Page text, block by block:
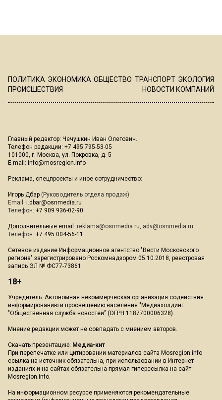
ПОЛИТИКА ЭКОНОМИКА ОБЩЕСТВО ТРАНСПОРТ ЭКОЛОГИЯ
ПРОИСШЕСТВИЯ
НОВОСТИ КОМПАНИЙ
Главный редактор: Чечушкин Иван Олегович.
Телефон редакции: +7 495 795-53-05
101000, г. Москва, ул. Покровка, д. 5
E-mail: info@mosregion.info
Реклама, спецпроекты и иное сотрудничество:
Игорь Дбар (Руководитель отдела продаж)
Email: i.dbar@osnmedia.ru
Телефон: +7 909 936-02-90
Дополнительные email: reklama@osnmedia.ru, adv@osnmedia.ru
Телефон: +7 495 004-56-11
Сетевое издание Информационное агентство "Вести Московского
региона" зарегистрировано Роскомнадзором 05.10.2018, реестровая
запись ЭЛ № ФС77-73861.
18+
Учредитель: Автономная некоммерческая организация содействия
информированию и просвещению населения "Медиахолдинг
"Общественная служба новостей" (ОГРН 1187700006328).
Мнение редакции может не совпадать с мнением авторов.
Скачать презентацию: Медиа-кит
При перепечатке или цитировании материалов сайта Mosregion.info
ссылка на источник обязательна, при использовании в Интернет-
изданиях и на сайтах обязательна прямая гиперссылка на сайт
Mosregion.info.
На информационном ресурсе применяются рекомендательные